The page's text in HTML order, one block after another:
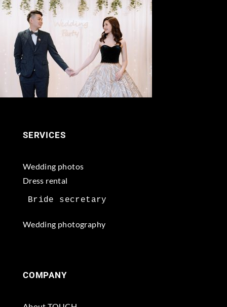
SERVICES
Wedding photos
Dress rental
Wedding photography
COMPANY